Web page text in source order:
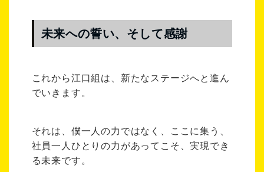
未来への誓い、そして感謝
これから江口組は、新たなステージへと進ん
でいきます。
それは、僕一人の力ではなく、ここに集う、
社員一人ひとりの力があってこそ、実現でき
る未来です。